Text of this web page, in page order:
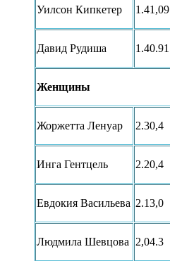
Уилсон Кипкетер 1.41,09
Давид Рудиша 1.40.91
Женщины
Жоржетта Ленуар 2.30,4
Инга Гентцель 2.20,4
Евдокия Васильева 2.13,0
Людмила Шевцова 2,04.3